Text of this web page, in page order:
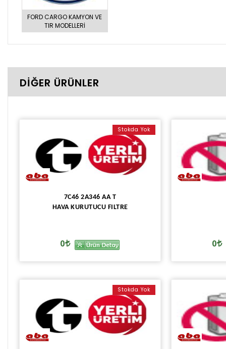
FORD CARGO KAMYON VE
TIR MODELLERİ
DİĞER ÜRÜNLER
Stokda Yok
7C46 2A346 AA T
HAVA KURUTUCU FILTRE
0 0
Stokda Yok